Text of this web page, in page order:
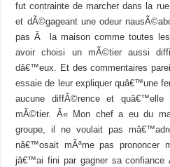
fut contrainte de marcher dans la
et dÃ©gageant une odeur
pas Ã la maison comme toutes
avoir choisi un mÃ©tier aussi
dâ€™eux. Et des commentaires
essaie de leur expliquer quâ€™une
aucune diffÃ©rence et
mÃ©tier. Â« Mon chef a eu du
groupe, il ne voulait pas
nâ€™osait mÃªme pas
jâ€™ai fini par gagner sa confiance